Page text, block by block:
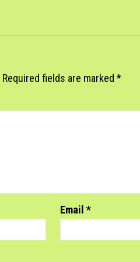
Required fields are marked*
Email*